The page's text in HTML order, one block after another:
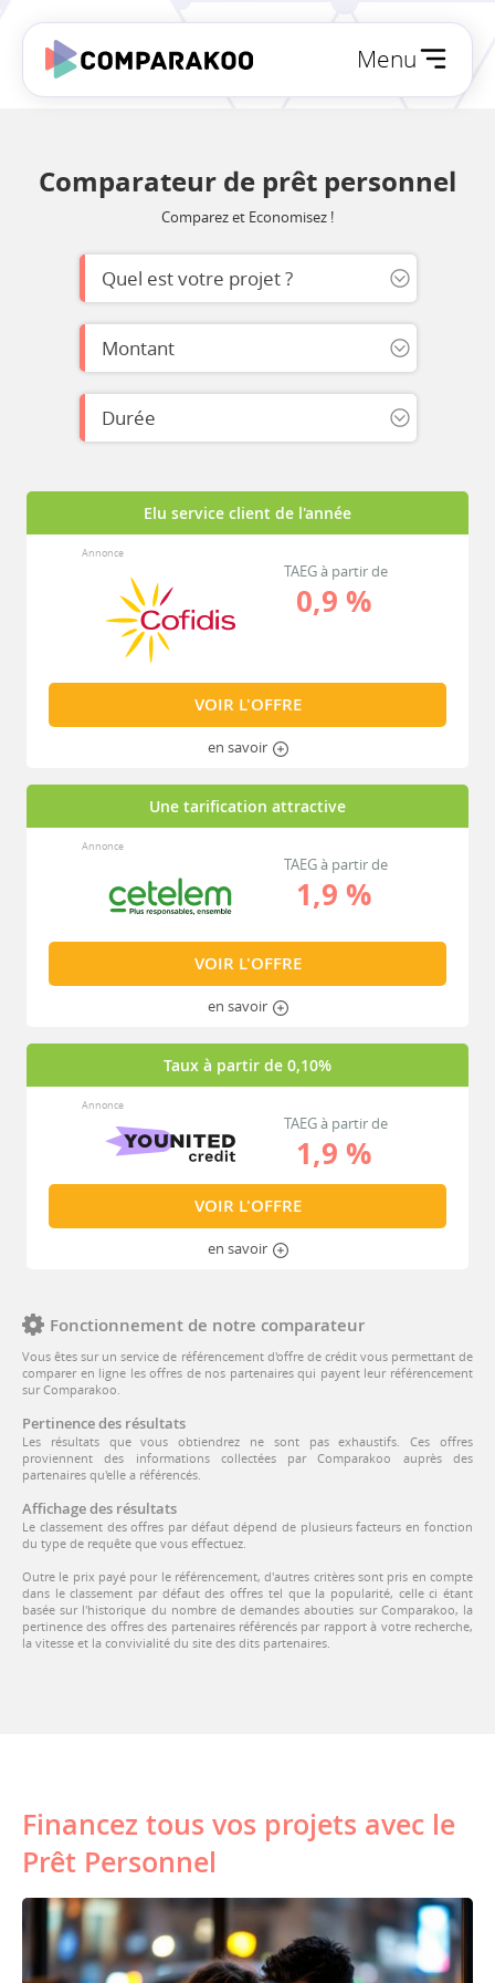
Menu
Comparateur de prêt personnel
Comparez et Economisez !
Elu service client de l'année
Annonce
TAEG à partir de
0,9 %
VOIR L'OFFRE
en savoir
Une tarification attractive
Annonce
TAEG à partir de
1,9 %
VOIR L'OFFRE
en savoir
Taux à partir de 0,10%
Annonce
TAEG à partir de
1,9 %
VOIR L'OFFRE
en savoir
Fonctionnement de notre comparateur
Vous êtes sur un service de référencement d'offre de crédit vous permettant de
comparer en ligne les offres de nos partenaires qui payent leur référencement
sur Comparakoo.
Pertinence des résultats
Les résultats que vous obtiendrez ne sont pas exhaustifs. Ces offres
proviennent des informations collectées par Comparakoo auprès des
partenaires qu'elle a référencés.
Affichage des résultats
Le classement des offres par défaut dépend de plusieurs facteurs en fonction
du type de requête que vous effectuez.
Outre le prix payé pour le référencement, d'autres critères sont pris en compte
dans le classement par défaut des offres tel que la popularité, celle ci étant
basée sur l'historique du nombre de demandes abouties sur Comparakoo, la
pertinence des offres des partenaires référencés par rapport à votre recherche,
la vitesse et la convivialité du site des dits partenaires.
Financez tous vos projets avec le
Prêt Personnel